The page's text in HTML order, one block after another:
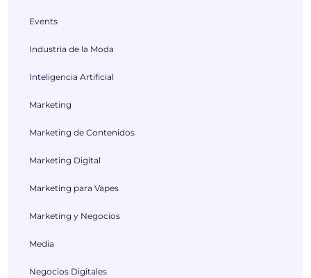
Events
Industria de la Moda
Inteligencia Artificial
Marketing
Marketing de Contenidos
Marketing Digital
Marketing para Vapes
Marketing y Negocios
Media
Negocios Digitales